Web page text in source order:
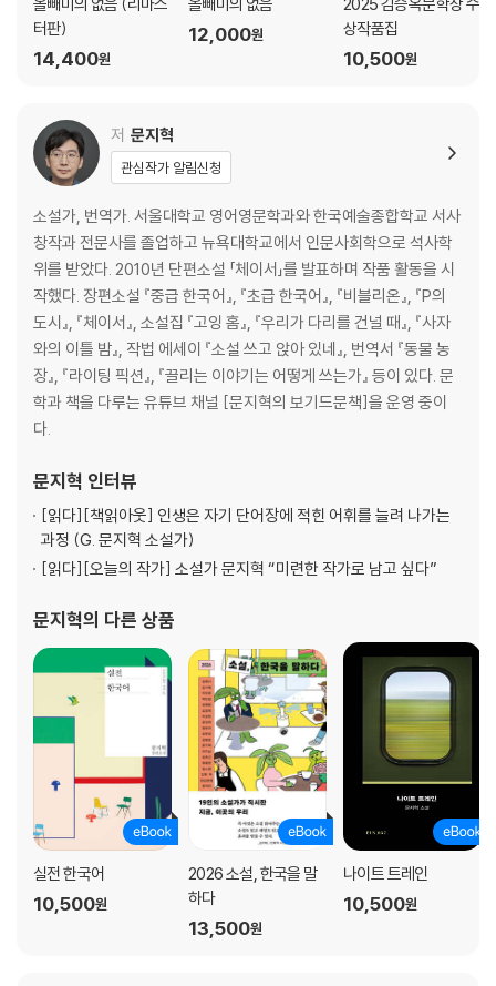
터판)
14,400원
12,000원
상작품집
10,500원
저 문지혁
관심작가 알림신청
소설가, 번역가. 서울대학교 영어영문학과와 한국예술종합학교 서사
창작과 전문사를 졸업하고 뉴욕대학교에서 인문사회학으로 석사학
위를 받았다. 2010년 단편소설 「체이서」를 발표하며 작품 활동을 시
작했다. 장편소설 『중급 한국어』, 『초급 한국어』, 『비블리온』, 『P의
도시』, 『체이서』, 소설집 『고잉 홈』, 『우리가 다리를 건널 때』, 『사자
와의 이틀 밤』, 작법 에세이 『소설 쓰고 앉아 있네』, 번역서 『동물 농
장』, 『라이팅 픽션』, 『끌리는 이야기는 어떻게 쓰는가』 등이 있다. 문
학과 책을 다루는 유튜브 채널 [문지혁의 보기드문책]을 운영 중이
다.
문지혁 인터뷰
[읽다][책읽아웃] 인생은 자기 단어장에 적힌 어휘를 늘려 나가는
과정 (G. 문지혁 소설가)
[읽다][오늘의 작가] 소설가 문지혁 “미련한 작가로 남고 싶다”
문지혁의 다른 상품
실전 한국어
10,500원
2026 소설, 한국을 말
하다
13,500원
나이트 트레인
10,500원